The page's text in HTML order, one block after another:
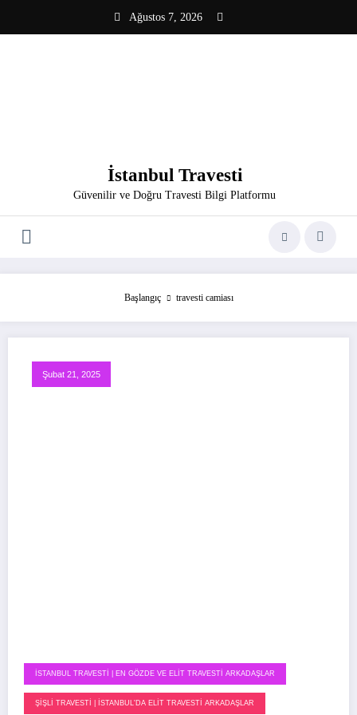
Ağustos 7, 2026
İstanbul Travesti
Güvenilir ve Doğru Travesti Bilgi Platformu
Başlangıç travesti camiası
Şubat 21, 2025
İSTANBUL TRAVESTI | EN GÖZDE VE ELIT TRAVESTI ARKADAŞLAR
ŞIŞLI TRAVESTI | İSTANBUL'DA ELIT TRAVESTI ARKADAŞLAR